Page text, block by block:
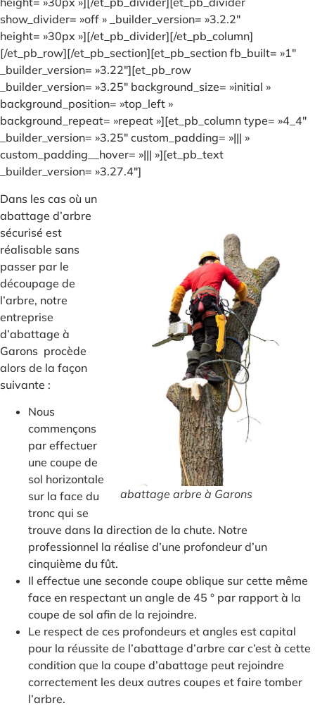
show_divider= »off » _builder_version= »3.2.2″
height= »30px »][/et_pb_divider][/et_pb_column]
[/et_pb_row][/et_pb_section][et_pb_section fb_built= »1″
_builder_version= »3.22″][et_pb_row
_builder_version= »3.25″ background_size= »initial »
background_position= »top_left »
background_repeat= »repeat »][et_pb_column type= »4_4″
_builder_version= »3.25″ custom_padding= »||| »
custom_padding__hover= »||| »][et_pb_text
_builder_version= »3.27.4″]
abattage arbre à Garons
Dans les cas où un
abattage d’arbre
sécurisé est
réalisable sans
passer par le
découpage de
l’arbre, notre
entreprise
d’abattage à
Garons procède
alors de la façon
suivante :
Nous
commençons
par effectuer
une coupe de
sol horizontale
sur la face du
tronc qui se
trouve dans la direction de la chute. Notre
professionnel la réalise d’une profondeur d’un
cinquième du fût.
Il effectue une seconde coupe oblique sur cette même
face en respectant un angle de 45 ° par rapport à la
coupe de sol afin de la rejoindre.
Le respect de ces profondeurs et angles est capital
pour la réussite de l’abattage d’arbre car c’est à cette
condition que la coupe d’abattage peut rejoindre
correctement les deux autres coupes et faire tomber
l’arbre.